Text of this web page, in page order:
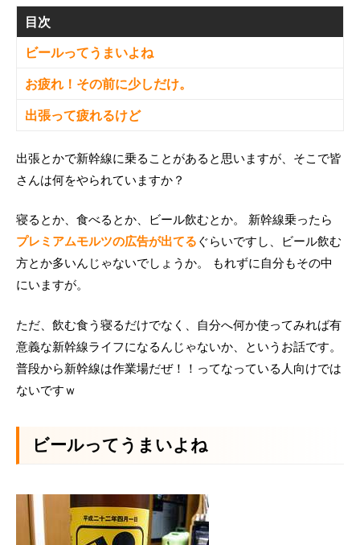
目次
ビールってうまいよね
お疲れ！その前に少しだけ。
出張って疲れるけど
出張とかで新幹線に乗ることがあると思いますが、そこで皆
さんは何をやられていますか？
寝るとか、食べるとか、ビール飲むとか。 新幹線乗ったら
プレミアムモルツの広告が出てる ぐらいですし、ビール飲む
方とか多いんじゃないでしょうか。 もれずに自分もその中
にいますが。
ただ、飲む食う寝るだけでなく、自分へ何か使ってみれば有
意義な新幹線ライフになるんじゃないか、というお話です。
普段から新幹線は作業場だぜ！！ってなっている人向けでは
ないですｗ
ビールってうまいよね